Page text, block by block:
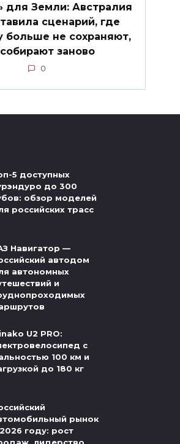
для Земли: Австралия
сценарий, где
больше не сохраняют,
заново
0
5 доступных
до 300
обзор моделей
российских трасс
Навигатор —
автодом
автономных
и
U2 PRO:
с
100 км и
до 180 кг
рынок
году: рост